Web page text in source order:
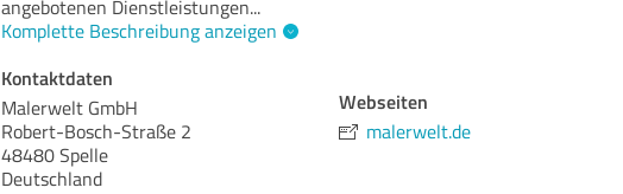
angebotenen Dienstleistungen...
Komplette Beschreibung anzeigen
Kontaktdaten
Malerwelt GmbH
Robert-Bosch-Straße 2
48480 Spelle
Deutschland
Webseiten
malerwelt.de